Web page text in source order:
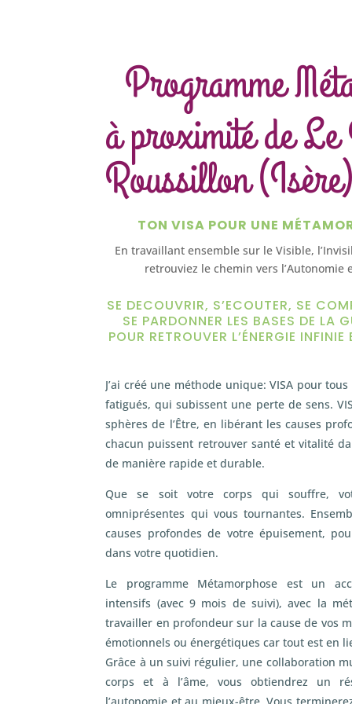
Programme
à proximité de
Roussillon
TON VISA POUR UNE
En travaillant ensemble sur le Visible,
retrouviez le chemin vers l’Autonomie
SE DECOUVRIR, S’ECOUTER, SE
SE PARDONNER LES BASES DE LA
POUR RETROUVER L’ÉNERGIE
J’ai créé une méthode unique: VISA pour
fatigués, qui subissent une perte de sens.
sphères de l’Être, en libérant les causes
chacun puissent retrouver santé et vitalité
de manière rapide et durable.
Que se soit votre corps qui souffre,
omniprésentes qui vous tournantes.
causes profondes de votre épuisement,
dans votre quotidien.
Le programme Métamorphose est un
intensifs (avec 9 mois de suivi), avec la
travailler en profondeur sur la cause de vos
émotionnels ou énergétiques car tout est en
Grâce à un suivi régulier, une collaboration
corps et à l’âme, vous obtiendrez un